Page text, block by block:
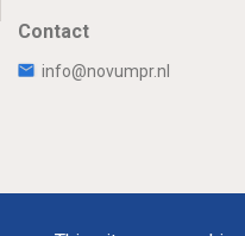
Contact
info@novumpr.nl